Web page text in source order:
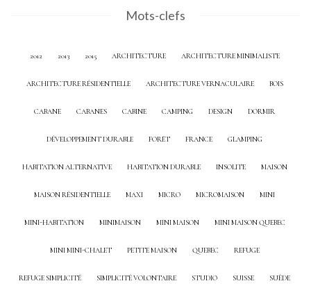
Mots-clefs
2012 2013 2015 ARCHITECTURE ARCHITECTURE MINIMALISTE
ARCHITECTURE RÉSIDENTIELLE ARCHITECTURE VERNACULAIRE BOIS
CABANE CABANES CABINE CAMPING DESIGN DORMIR
DÉVELOPPEMENT DURABLE FORÊT FRANCE GLAMPING
HABITATION ALTERNATIVE HABITATION DURABLE INSOLITE MAISON
MAISON RÉSIDENTIELLE MAXI MICRO MICROMAISON MINI
MINI-HABITATION MINIMAISON MINI MAISON MINI MAISON QUEBEC
MINI MINI-CHALET PETITE MAISON QUEBEC REFUGE
REFUGE SIMPLICITÉ SIMPLICITÉ VOLONTAIRE STUDIO SUISSE SUÈDE